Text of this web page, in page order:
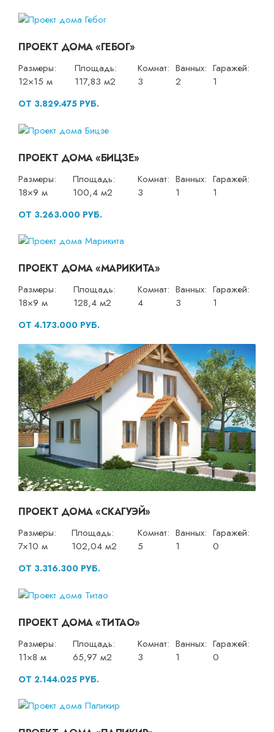
ПРОЕКТ ДОМА «ГЕБОГ»
Размеры:
12×15 м
Площадь:
117,83 м2
Комнат:
3
Ванных:
2
Гаражей:
1
ОТ 3.829.475 РУБ.
ПРОЕКТ ДОМА «БИЦЗЕ»
Размеры:
18×9 м
Площадь:
100,4 м2
Комнат:
3
Ванных:
1
Гаражей:
1
ОТ 3.263.000 РУБ.
ПРОЕКТ ДОМА «МАРИКИТА»
Размеры:
18×9 м
Площадь:
128,4 м2
Комнат:
4
Ванных:
3
Гаражей:
1
ОТ 4.173.000 РУБ.
ПРОЕКТ ДОМА «СКАГУЭЙ»
Размеры:
7×10 м
Площадь:
102,04 м2
Комнат:
5
Ванных:
1
Гаражей:
0
ОТ 3.316.300 РУБ.
ПРОЕКТ ДОМА «ТИТАО»
Размеры:
11×8 м
Площадь:
65,97 м2
Комнат:
3
Ванных:
1
Гаражей:
0
ОТ 2.144.025 РУБ.